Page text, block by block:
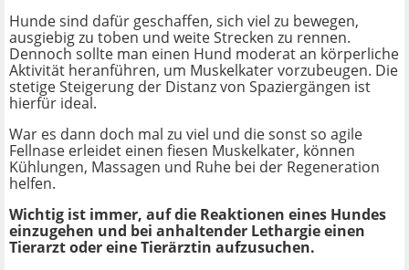
Hunde sind dafür geschaffen, sich viel zu bewegen,
ausgiebig zu toben und weite Strecken zu rennen.
Dennoch sollte man einen Hund moderat an körperliche
Aktivität heranführen, um Muskelkater vorzubeugen. Die
stetige Steigerung der Distanz von Spaziergängen ist
hierfür ideal.
War es dann doch mal zu viel und die sonst so agile
Fellnase erleidet einen fiesen Muskelkater, können
Kühlungen, Massagen und Ruhe bei der Regeneration
helfen.
Wichtig ist immer, auf die Reaktionen eines Hundes
einzugehen und bei anhaltender Lethargie einen
Tierarzt oder eine Tierärztin aufzusuchen.